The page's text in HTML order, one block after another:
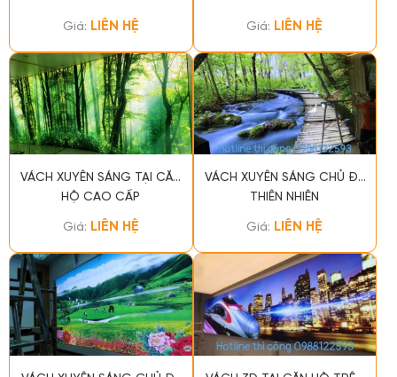
Giá: LIÊN HỆ Giá: LIÊN HỆ
VÁCH XUYÊN SÁNG TẠI CĂN
HỘ CAO CẤP
Giá: LIÊN HỆ
VÁCH XUYÊN SÁNG CHỦ ĐỀ
THIÊN NHIÊN
Giá: LIÊN HỆ